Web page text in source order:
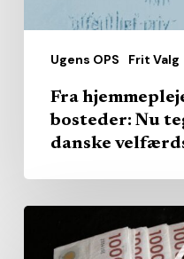
Ugens OPS Frit Valg
danske
velfærdskonglomerater
Fra
bosteder: Nu
danske